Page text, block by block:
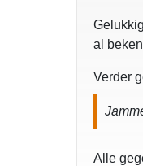
al
Verder
Alle